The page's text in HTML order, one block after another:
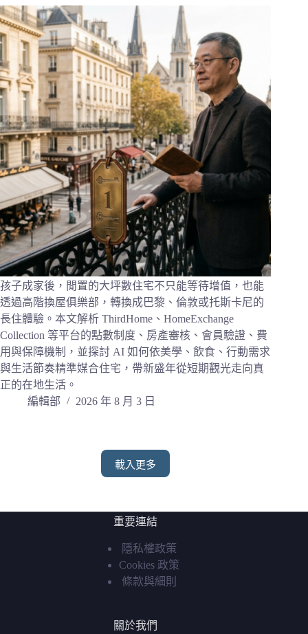
孩子成家後，閒置的大坪數住宅不只能等待增值，也能
透過高階換屋俱樂部，轉換成巴黎、倫敦或托斯卡尼的
長住體驗。本文解析 ThirdHome、HomeExchange
Collection 等平台的點數制度、房產審核、會員驗證、費
用與保障機制，並探討 AI 如何依美學、飲食、行動需求
與生活節奏精準媒合住宅，帶新盛年從短期觀光走向真
正的在地生活。
編輯部
2026 年 8 月 3 日
載入更多
重要連結
隱私權政策
Cookies 政策
條款與細則
關於我們